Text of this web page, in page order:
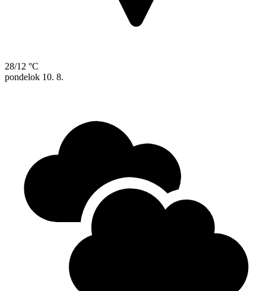
28/12 °C
pondelok 10. 8.